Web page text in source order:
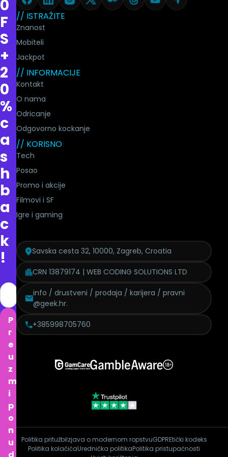
0
F
S
+
2
0
%
c
a
s
h
b
a
c
k
!
P
r
e
u
z
m
i
p
o
n
u
d
// ISTRAŽITE
Znanost
Mobiteli
Jackpot
// INFORMACIJE
Kontakt
O nama
Odricanje
Odgovorno kockanje
// KORISNO
Tech
Posao
Promo i akcije
Filmovi i SF
Igre i gaming
Savska cesta 32, 10000, Zagreb, Croatia
CRN 13879174 | WEB CODING SOLUTIONS LTD
info / drustveni / prodaja / karijera / pravni
@geek.hr.
+385998705760
Politika pritužbiIzjava o modernom ropstvuGDPREtički kodeks
Politika kolačićaUrednička politikaPolitika pristupačnosti